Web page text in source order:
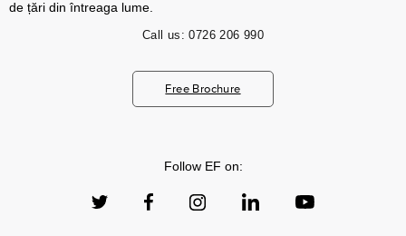
de țări din întreaga lume.
Call us: 0726 206 990
Free Brochure
Follow EF on: